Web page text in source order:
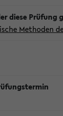
Methoden